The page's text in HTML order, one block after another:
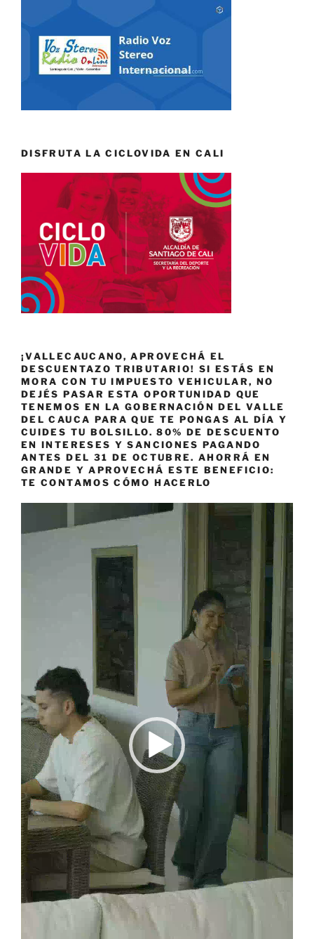
DISFRUTA LA CICLOVIDA EN CALI
¡VALLECAUCANO, APROVECHÁ EL
DESCUENTAZO TRIBUTARIO! SI ESTÁS EN
MORA CON TU IMPUESTO VEHICULAR, NO
DEJÉS PASAR ESTA OPORTUNIDAD QUE
TENEMOS EN LA GOBERNACIÓN DEL VALLE
DEL CAUCA PARA QUE TE PONGAS AL DÍA Y
CUIDES TU BOLSILLO. 80% DE DESCUENTO
EN INTERESES Y SANCIONES PAGANDO
ANTES DEL 31 DE OCTUBRE. AHORRÁ EN
GRANDE Y APROVECHÁ ESTE BENEFICIO:
TE CONTAMOS CÓMO HACERLO